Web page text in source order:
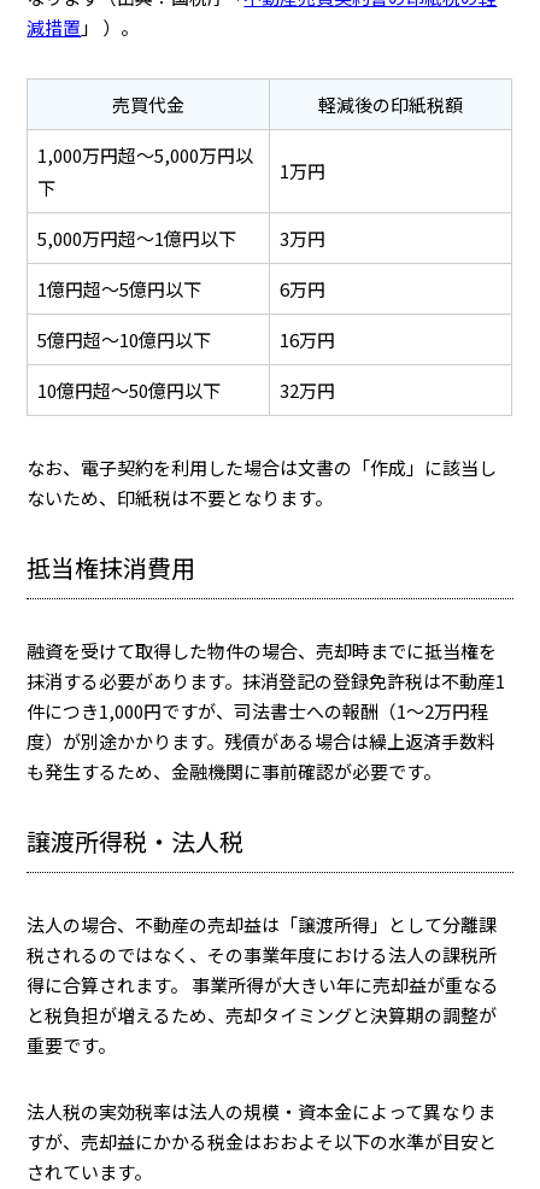
減措置 」 ）。
売買代金
軽減後の印紙税額
1,000万円超〜5,000万円以
下
1万円
5,000万円超〜1億円以下
3万円
1億円超〜5億円以下
6万円
5億円超〜10億円以下
16万円
10億円超〜50億円以下
32万円
なお、電子契約を利用した場合は文書の「作成」に該当し
ないため、印紙税は不要となります。
抵当権抹消費用
融資を受けて取得した物件の場合、売却時までに抵当権を
抹消する必要があります。抹消登記の登録免許税は不動産1
件につき1,000円ですが、司法書士への報酬（1〜2万円程
度）が別途かかります。残債がある場合は繰上返済手数料
も発生するため、金融機関に事前確認が必要です。
譲渡所得税・法人税
法人の場合、不動産の売却益は「譲渡所得」として分離課
税されるのではなく、その事業年度における法人の課税所
得に合算されます。 事業所得が大きい年に売却益が重なる
と税負担が増えるため、売却タイミングと決算期の調整が
重要です。
法人税の実効税率は法人の規模・資本金によって異なりま
すが、売却益にかかる税金はおおよそ以下の水準が目安と
されています。